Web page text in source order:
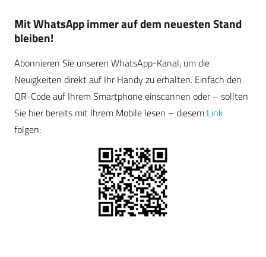
Mit WhatsApp immer auf dem neuesten Stand
bleiben!
Abonnieren Sie unseren WhatsApp-Kanal, um die
Neuigkeiten direkt auf Ihr Handy zu erhalten. Einfach den
QR-Code auf Ihrem Smartphone einscannen oder – sollten
Sie hier bereits mit Ihrem Mobile lesen – diesem Link
folgen: